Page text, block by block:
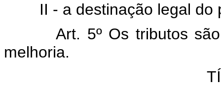
II - a destinação legal do
Art. 5º Os tributos são
melhoria.